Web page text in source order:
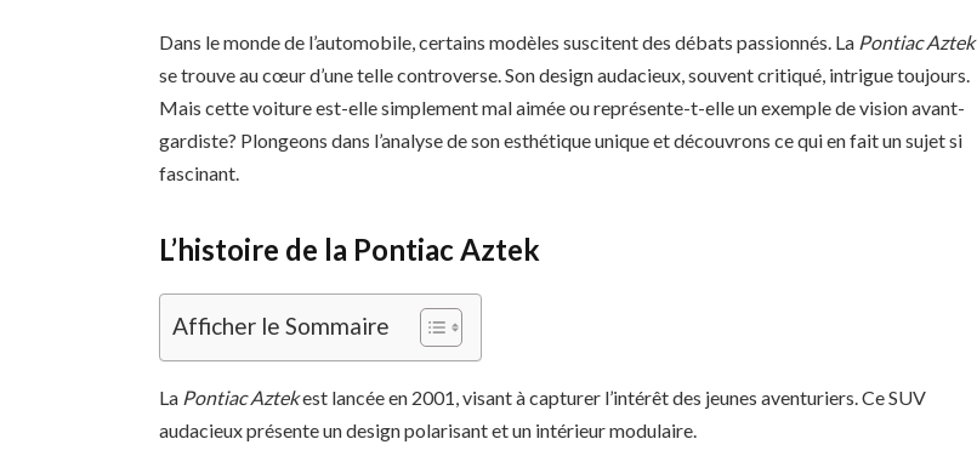
Dans le monde de l’automobile, certains modèles suscitent des débats passionnés. La Pontiac Aztek
se trouve au cœur d’une telle controverse. Son design audacieux, souvent critiqué, intrigue toujours.
Mais cette voiture est-elle simplement mal aimée ou représente-t-elle un exemple de vision avant-
gardiste? Plongeons dans l’analyse de son esthétique unique et découvrons ce qui en fait un sujet si
fascinant.
L’histoire de la Pontiac Aztek
Afficher le Sommaire
La Pontiac Aztekest lancée en 2001, visant à capturer l’intérêt des jeunes aventuriers. Ce SUV
audacieux présente un design polarisant et un intérieur modulaire.